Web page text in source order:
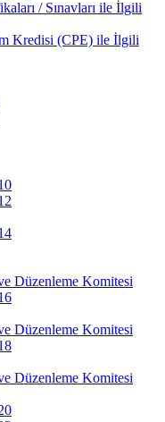
/ Sınavları ile İlgili
Kredisi (CPE) ile İlgili
Düzenleme Komitesi
Düzenleme Komitesi
Düzenleme Komitesi